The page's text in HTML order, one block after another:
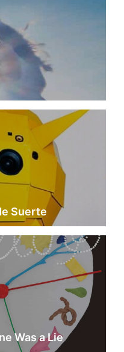
Suerte
Was a Lie